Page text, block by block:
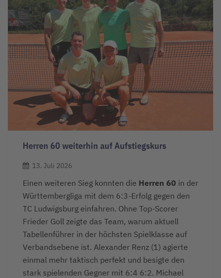
Herren 60 weiterhin auf Aufstiegskurs
13. Juli 2026
Einen weiteren Sieg konnten die Herren 60 in der
Württembergliga mit dem 6:3-Erfolg gegen den
TC Ludwigsburg einfahren. Ohne Top-Scorer
Frieder Goll zeigte das Team, warum aktuell
Tabellenführer in der höchsten Spielklasse auf
Verbandsebene ist. Alexander Renz (1) agierte
einmal mehr taktisch perfekt und besigte den
stark spielenden Gegner mit 6:4 6:2. Michael